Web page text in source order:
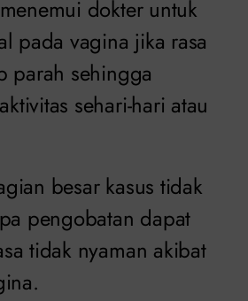
dokter untuk
pada vagina jika rasa
parah sehingga
sehari-hari atau
besar kasus tidak
pengobatan dapat
tidak nyaman akibat